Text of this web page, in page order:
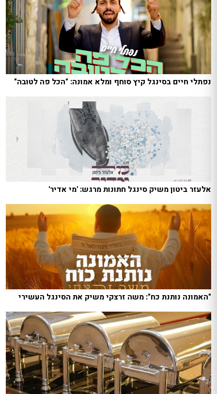
נפתלי חיים בסינגל קיץ סוחף ומלא אמונה: "הכל פה לטובה"
אלעזר ביטון משיק סינגל חתונות מרגש: 'מי אדיר'
"האמונה נותנת כח": משה זרצקי משיק את הסינגל העשירי